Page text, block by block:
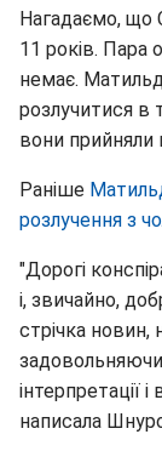
Нагадаємо, що
11 років. Пара
немає.
розлучитися в
вони прийняли
Раніше
розлучення з
"Дорогі
і, звичайно,
стрічка новин,
інтерпретації
написала